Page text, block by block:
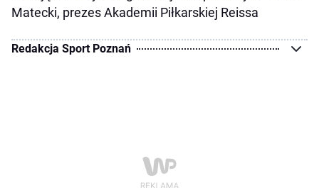
Matecki, prezes Akademii Piłkarskiej Reissa
Redakcja Sport Poznań